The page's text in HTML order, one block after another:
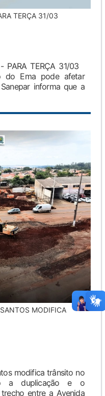
TERÇA 31/03
PARA TERÇA 31/03
do Ema pode afetar
informa que a
MODIFICA
modifica trânsito no
a duplicação e o
entre a Avenida